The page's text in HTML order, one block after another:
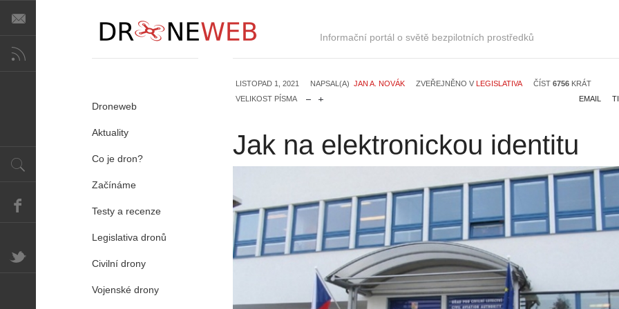
Informační portál o světě bezpilotních prostředků
LISTOPAD 1, 2021 NAPSAL(A) JAN A. NOVÁK ZVEŘEJNĚNO V LEGISLATIVA ČÍST 6756 KRÁT
VELIKOST PÍSMA
EMAIL
Jak na elektronickou identitu
Droneweb
Aktuality
Co je dron?
Začínáme
Testy a recenze
Legislativa dronů
Civilní drony
Vojenské drony